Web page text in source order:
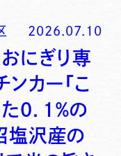
2026.07.10
おにぎり専
ンカー「こ
0．1％の
塩沢産の